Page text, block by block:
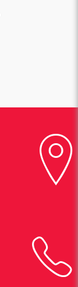

